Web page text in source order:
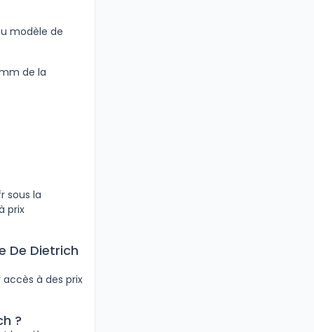
modèle de
de la
sous la
prix
De Dietrich
à des prix
?